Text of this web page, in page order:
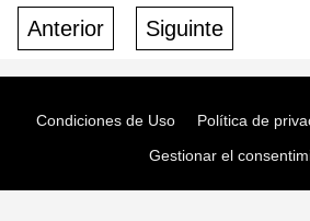
Anterior Siguinte
Condiciones de Uso Política de
Gestionar el